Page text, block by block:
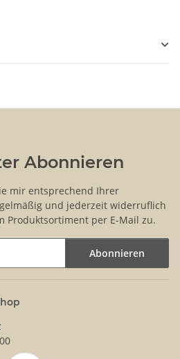
Abonnieren
mir entsprechend Ihrer
und jederzeit widerruflich
Produktsortiment per E-Mail zu.
Abonnieren